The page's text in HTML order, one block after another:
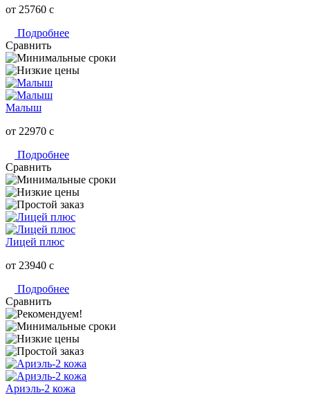
от 25760 c
Подробнее
Сравнить
Малыш
от 22970 c
Подробнее
Сравнить
Лицей плюс
от 23940 c
Подробнее
Сравнить
Ариэль-2 кожа